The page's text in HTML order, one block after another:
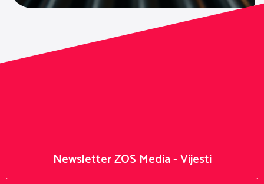
Newsletter ZOS Media - Vijesti